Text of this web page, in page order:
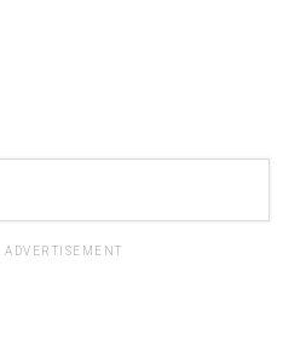
ADVERTISEMENT